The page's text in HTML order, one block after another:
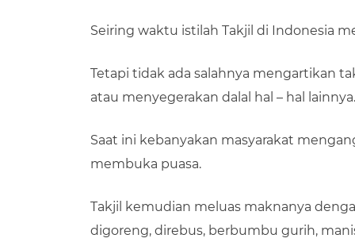
Seiring waktu istilah Takjil di Indonesia
Tetapi tidak ada salahnya mengartikan
atau menyegerakan dalal hal – hal lainnya.
Saat ini kebanyakan masyarakat
membuka puasa.
Takjil kemudian meluas maknanya
digoreng, direbus, berbumbu gurih,